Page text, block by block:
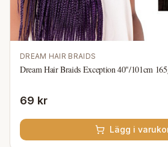
DREAM HAIR BRAIDS
Dream Hair Braids Exception 40"/101cm
69 kr
Lägg i